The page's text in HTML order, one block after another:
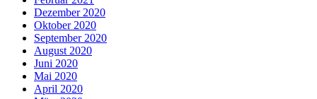
Dezember 2020
Oktober 2020
September 2020
August 2020
Juni 2020
Mai 2020
April 2020